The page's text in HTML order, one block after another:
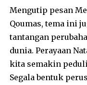
Mengutip pesan
Qoumas, tema ini
tantangan
dunia. Perayaan
kita semakin
Segala bentuk